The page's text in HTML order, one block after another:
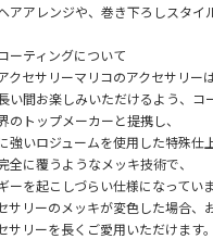
アアレンジや、巻き下ろしスタイ
ーティングについて
クセサリーマリコのアクセサリーは
い間お楽しみいただけるよう、コ
のトップメーカーと提携し、
強いロジュームを使用した特殊仕上
全に覆うようなメッキ技術で、
ーを起こしづらい仕様になっていま
サリーのメッキが変色した場合、
サリーを長くご愛用いただけます。